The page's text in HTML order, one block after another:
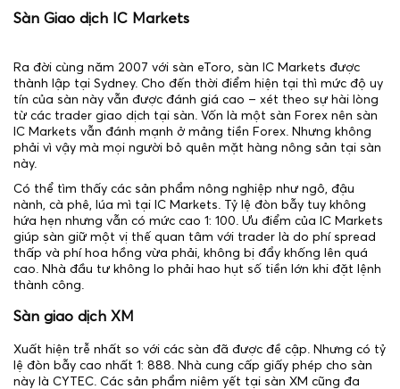
Sàn Giao dịch IC Markets
Ra đời cùng năm 2007 với sàn eToro, sàn IC Markets được
thành lập tại Sydney. Cho đến thời điểm hiện tại thì mức độ uy
tín của sàn này vẫn được đánh giá cao – xét theo sự hài lòng
từ các trader giao dịch tại sàn. Vốn là một sàn Forex nên sàn
IC Markets vẫn đánh mạnh ở mảng tiền Forex. Nhưng không
phải vì vậy mà mọi người bỏ quên mặt hàng nông sản tại sàn
này.
Có thể tìm thấy các sản phẩm nông nghiệp như ngô, đậu
nành, cà phê, lúa mì tại IC Markets. Tỷ lệ đòn bẫy tuy không
hứa hẹn nhưng vẫn có mức cao 1: 100. Ưu điểm của IC Markets
giúp sàn giữ một vị thế quan tâm với trader là do phí spread
thấp và phí hoa hồng vừa phải, không bị đẩy khống lên quá
cao. Nhà đầu tư không lo phải hao hụt số tiền lớn khi đặt lệnh
thành công.
Sàn giao dịch XM
Xuất hiện trễ nhất so với các sàn đã được đề cập. Nhưng có tỷ
lệ đòn bẫy cao nhất 1: 888. Nhà cung cấp giấy phép cho sàn
này là CYTEC. Các sản phẩm niêm yết tại sàn XM cũng đa